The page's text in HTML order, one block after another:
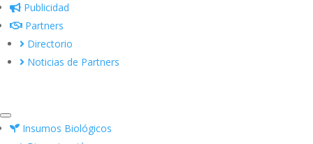
Publicidad
Partners
Directorio
Noticias de Partners
Insumos Biológicos